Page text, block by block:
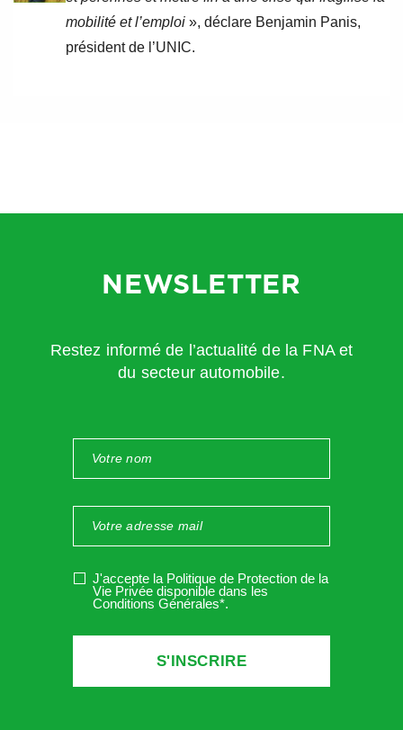
mobilité et l’emploi», déclare Benjamin Panis,
président de l’UNIC.
NEWSLETTER
Restez informé de l’actualité de la FNA et
du secteur automobile.
J'accepte la Politique de Protection de la
Vie Privée disponible dans les
Conditions Générales*.